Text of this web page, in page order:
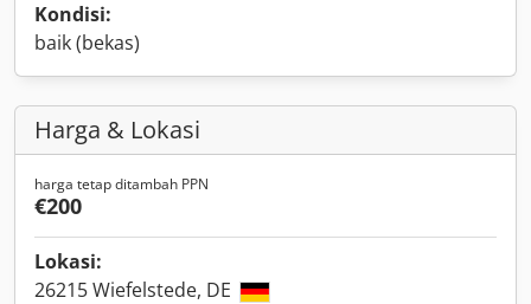
Kondisi:
baik (bekas)
Harga & Lokasi
harga tetap ditambah PPN
€200
Lokasi:
26215 Wiefelstede, DE